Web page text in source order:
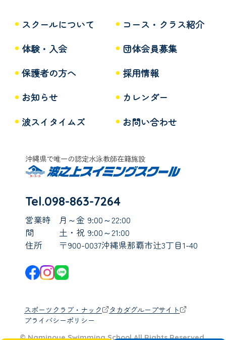
スクールについて
コース・クラス紹介
体験・入会
団体会員募集
保護者の方へ
採用情報
お知らせ
カレンダー
波スイタイムズ
お問い合わせ
沖縄県で唯一の認定水泳教師在籍施設
Tel.098-863-7264
営業時
間
月～金 9:00～22:00
土・祝 9:00～21:00
住所
〒900-0037沖縄県那覇市辻3丁目1-40
スポーツクラブ・ナック
タカダグループサイト
プライバシーポリシー
© Naminoue Swimming School All Rights Reserved.